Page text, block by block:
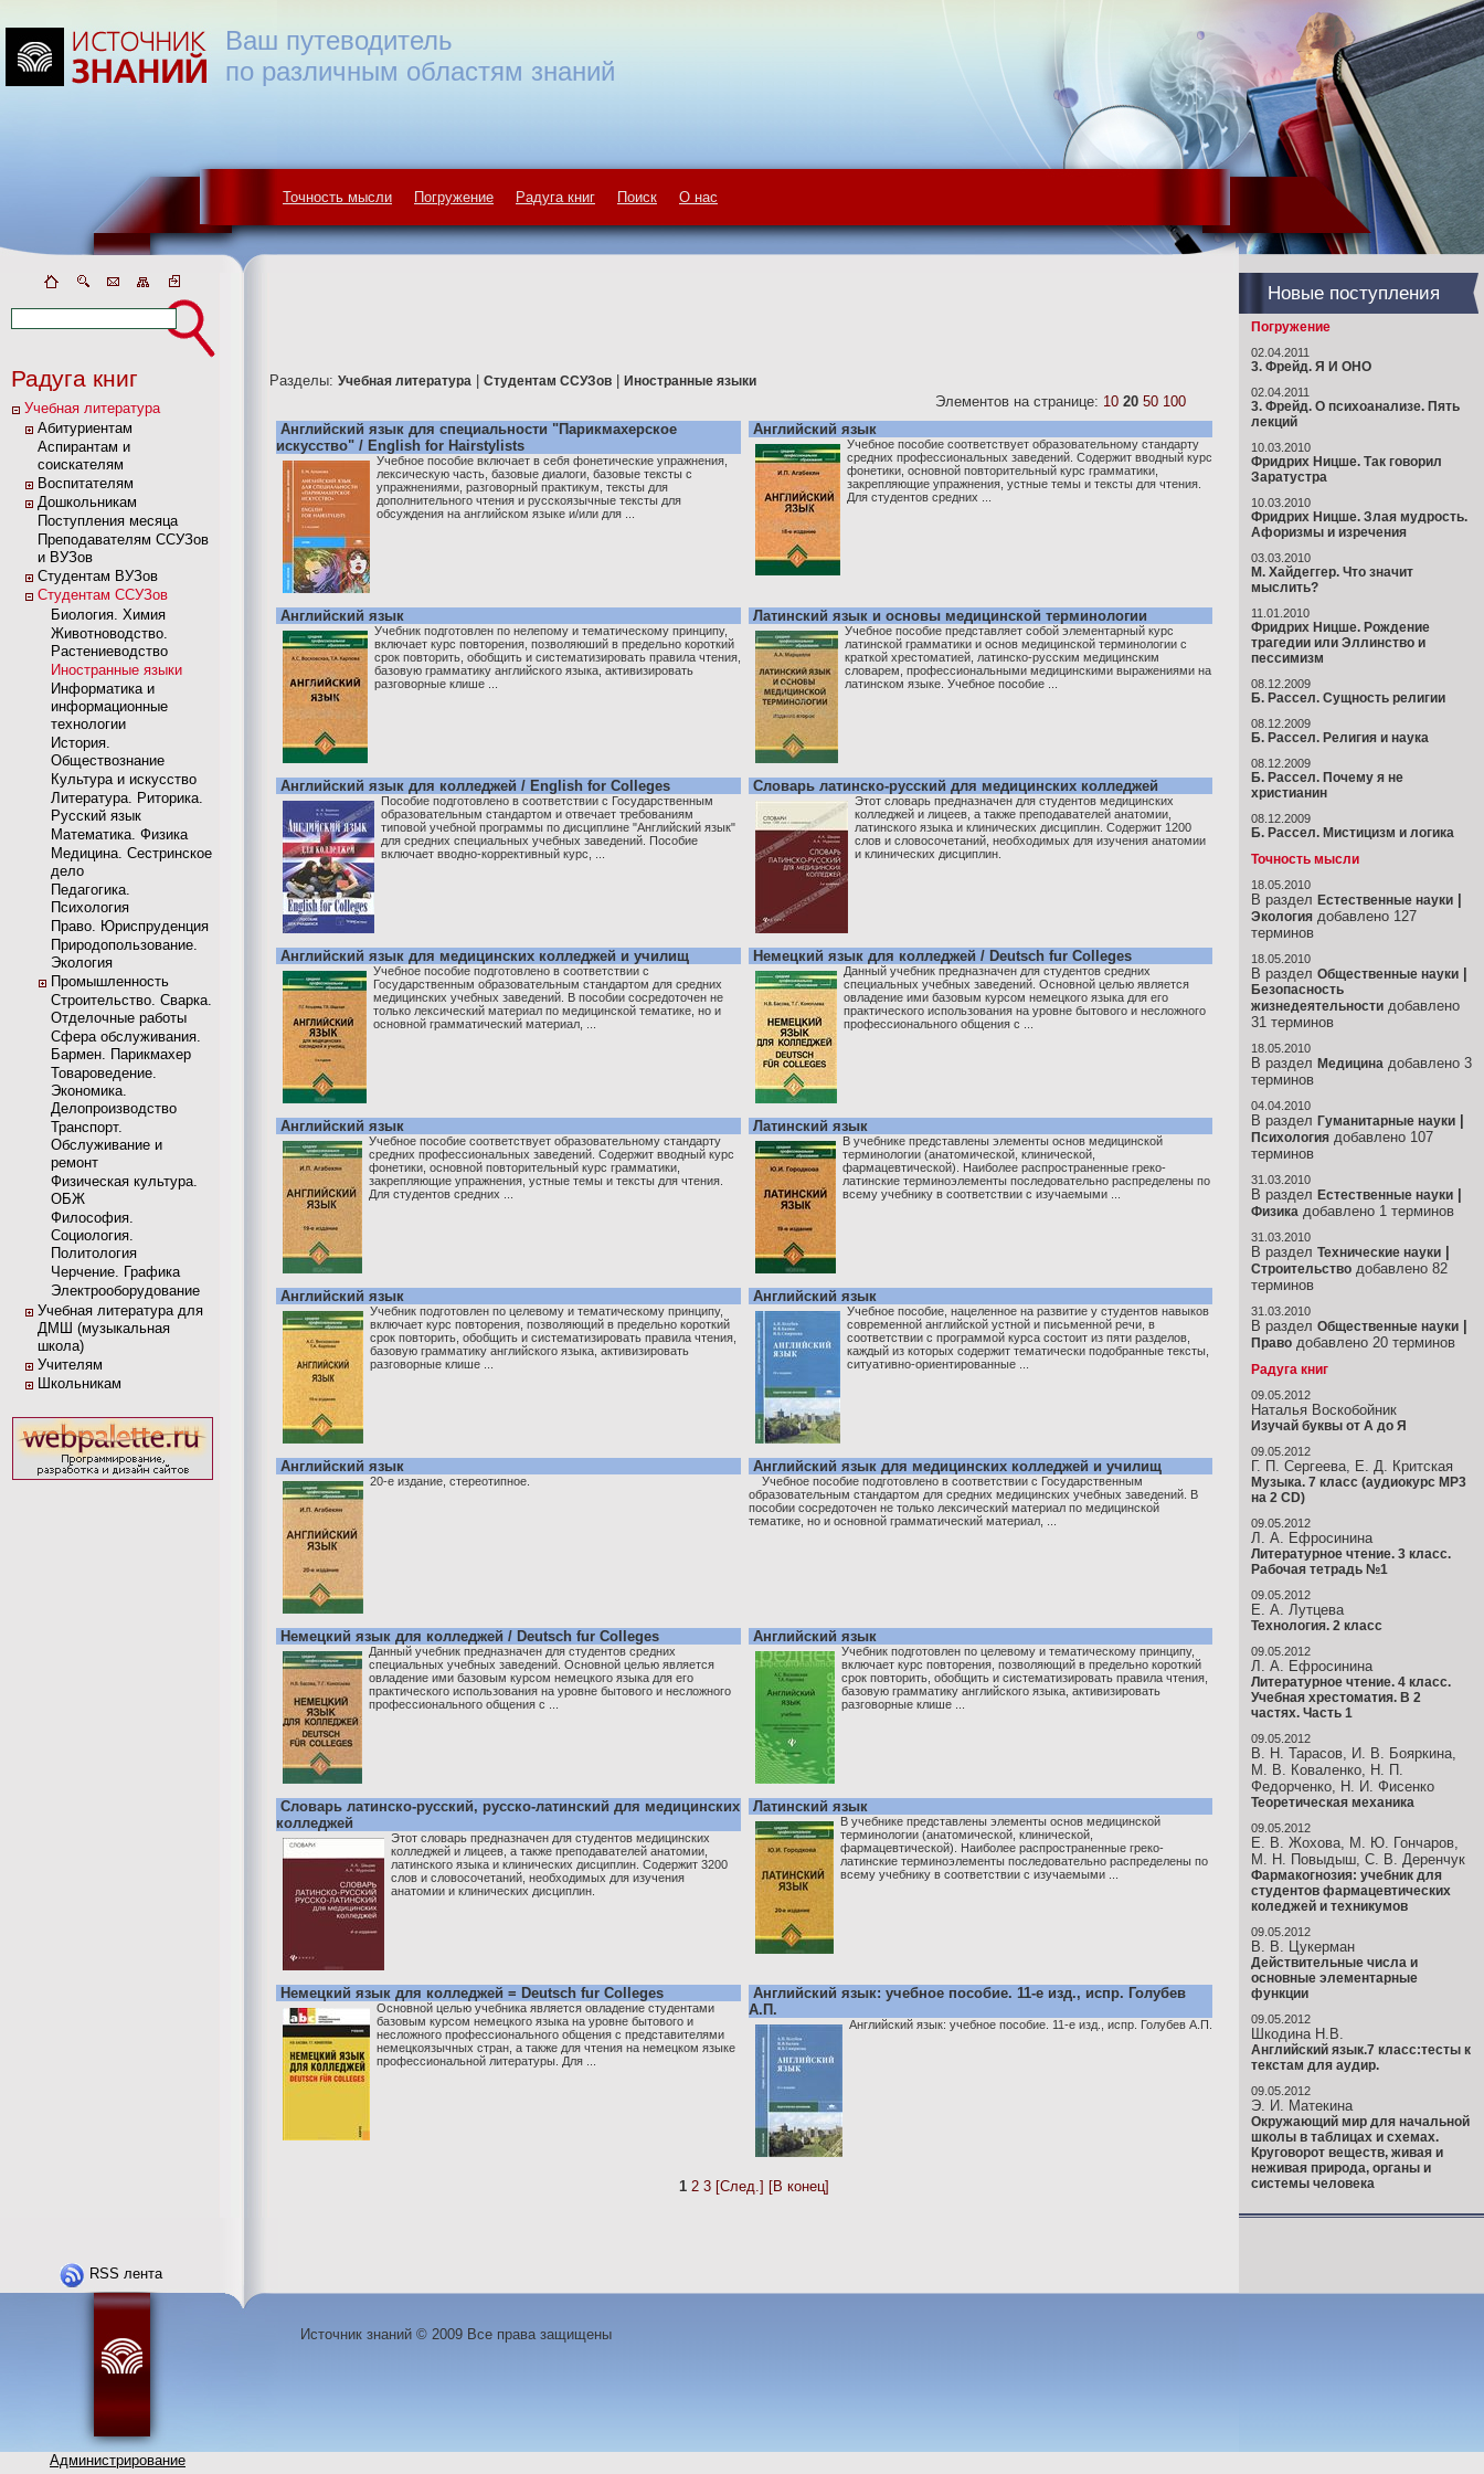
Точность мысли Погружение Радуга книг Поиск О нас
Ваш путеводитель
по различным областям знаний
Радуга книг
Учебная литература
Абитуриентам
Аспирантам и
соискателям
Воспитателям
Дошкольникам
Поступления месяца
Преподавателям ССУЗов
и ВУЗов
Студентам ВУЗов
Студентам ССУЗов
Биология. Химия
Животноводство.
Растениеводство
Иностранные языки
Информатика и
информационные
технологии
История.
Обществознание
Культура и искусство
Литература. Риторика.
Русский язык
Математика. Физика
Медицина. Сестринское
дело
Педагогика.
Психология
Право. Юриспруденция
Природопользование.
Экология
Промышленность
Строительство. Сварка.
Отделочные работы
Сфера обслуживания.
Бармен. Парикмахер
Товароведение.
Экономика.
Делопроизводство
Транспорт.
Обслуживание и
ремонт
Физическая культура.
ОБЖ
Философия.
Социология.
Политология
Черчение. Графика
Электрооборудование
Учебная литература для
ДМШ (музыкальная
школа)
Учителям
Школьникам
Разделы: Учебная литература Студентам ССУЗов Иностранные языки
Элементов на странице: 10 20 50 100
Английский язык для специальности "Парикмахерское
искусство" / English for Hairstylists
Учебное пособие включает в себя фонетические упражнения,
лексическую часть, базовые диалоги, базовые тексты с
упражнениями, разговорный практикум, тексты для
дополнительного чтения и русскоязычные тексты для
обсуждения на английском языке и/или для ...
Английский язык
Учебное пособие соответствует образовательному стандарту
средних профессиональных заведений. Содержит вводный курс
фонетики, основной повторительный курс грамматики,
закрепляющие упражнения, устные темы и тексты для чтения.
Для студентов средних ...
Английский язык
Учебник подготовлен по нелепому и тематическому принципу,
включает курс повторения, позволяюший в предельно короткий
срок повторить, обобщить и систематизировать правила чтения,
базовую грамматику английского языка, активизировать
разговорные клише ...
Латинский язык и основы медицинской терминологии
Учебное пособие представляет собой элементарный курс
латинской грамматики и основ медицинской терминологии с
краткой хрестоматией, латинско-русским медицинским
словарем, профессиональными медицинскими выражениями на
латинском языке. Учебное пособие ...
Английский язык для колледжей / English for Colleges
Пособие подготовлено в соответствии с Государственным
образовательным стандартом и отвечает требованиям
типовой учебной программы по дисциплине "Английский язык"
для средних специальных учебных заведений. Пособие
включает вводно-коррективный курс, ...
Словарь латинско-русский для медицинских колледжей
Этот словарь предназначен для студентов медицинских
колледжей и лицеев, а также преподавателей анатомии,
латинского языка и клинических дисциплин. Содержит 1200
слов и словосочетаний, необходимых для изучения анатомии
и клинических дисциплин.
Английский язык для медицинских колледжей и училищ
Учебное пособие подготовлено в соответствии с
Государственным образовательным стандартом для средних
медицинских учебных заведений. В пособии сосредоточен не
только лексический материал по медицинской тематике, но и
основной грамматический материал, ...
Немецкий язык для колледжей / Deutsch fur Colleges
Данный учебник предназначен для студентов средних
специальных учебных заведений. Основной целью является
овладение ими базовым курсом немецкого языка для его
практического использования на уровне бытового и несложного
профессионального общения с ...
Английский язык
Учебное пособие соответствует образовательному стандарту
средних профессиональных заведений. Содержит вводный курс
фонетики, основной повторительный курс грамматики,
закрепляющие упражнения, устные темы и тексты для чтения.
Для студентов средних ...
Латинский язык
В учебнике представлены элементы основ медицинской
терминологии (анатомической, клинической,
фармацевтической). Наиболее распространенные греко-
латинские терминоэлементы последовательно распределены по
всему учебнику в соответствии с изучаемыми ...
Английский язык
Учебник подготовлен по целевому и тематическому принципу,
включает курс повторения, позволяющий в предельно короткий
срок повторить, обобщить и систематизировать правила чтения,
базовую грамматику английского языка, активизировать
разговорные клише ...
Английский язык
Учебное пособие, нацеленное на развитие у студентов навыков
современной английской устной и письменной речи, в
соответствии с программой курса состоит из пяти разделов,
каждый из которых содержит тематически подобранные тексты,
ситуативно-ориентированные ...
Английский язык
20-е издание, стереотипное.
Английский язык для медицинских колледжей и училищ
Учебное пособие подготовлено в соответствии с Государственным
образовательным стандартом для средних медицинских учебных заведений. В
пособии сосредоточен не только лексический материал по медицинской
тематике, но и основной грамматический материал, ...
Немецкий язык для колледжей / Deutsch fur Colleges
Данный учебник предназначен для студентов средних
специальных учебных заведений. Основной целью является
овладение ими базовым курсом немецкого языка для его
практического использования на уровне бытового и несложного
профессионального общения с ...
Английский язык
Учебник подготовлен по целевому и тематическому принципу,
включает курс повторения, позволяющий в предельно короткий
срок повторить, обобщить и систематизировать правила чтения,
базовую грамматику английского языка, активизировать
разговорные клише ...
Словарь латинско-русский, русско-латинский для медицинских
колледжей
Этот словарь предназначен для студентов медицинских
колледжей и лицеев, а также преподавателей анатомии,
латинского языка и клинических дисциплин. Содержит 3200
слов и словосочетаний, необходимых для изучения
анатомии и клинических дисциплин.
Латинский язык
В учебнике представлены элементы основ медицинской
терминологии (анатомической, клинической,
фармацевтической). Наиболее распространенные греко-
латинские терминоэлементы последовательно распределены по
всему учебнику в соответствии с изучаемыми ...
Немецкий язык для колледжей = Deutsch fur Colleges
Основной целью учебника является овладение студентами
базовым курсом немецкого языка на уровне бытового и
несложного профессионального общения с представителями
немецкоязычных стран, а также для чтения на немецком языке
профессиональной литературы. Для ...
Английский язык: учебное пособие. 11-е изд., испр. Голубев
А.П.
Английский язык: учебное пособие. 11-е изд., испр. Голубев А.П.
1 2 3 [След.] [В конец]
Новые поступления
Погружение
02.04.2011
3. Фрейд. Я И ОНО
02.04.2011
3. Фрейд. О психоанализе. Пять
лекций
10.03.2010
Фридрих Ницше. Так говорил
Заратустра
10.03.2010
Фридрих Ницше. Злая мудрость.
Афоризмы и изречения
03.03.2010
М. Хайдеггер. Что значит
мыслить?
11.01.2010
Фридрих Ницше. Рождение
трагедии или Эллинство и
пессимизм
08.12.2009
Б. Рассел. Сущность религии
08.12.2009
Б. Рассел. Религия и наука
08.12.2009
Б. Рассел. Почему я не
христианин
08.12.2009
Б. Рассел. Мистицизм и логика
Точность мысли
18.05.2010
В раздел Естественные науки
Экология добавлено 127
терминов
18.05.2010
В раздел Общественные науки
Безопасность
жизнедеятельности добавлено
31 терминов
18.05.2010
В раздел Медицина добавлено 3
терминов
04.04.2010
В раздел Гуманитарные науки
Психология добавлено 107
терминов
31.03.2010
В раздел Естественные науки
Физика добавлено 1 терминов
31.03.2010
В раздел Технические науки
Строительство добавлено 82
терминов
31.03.2010
В раздел Общественные науки
Право добавлено 20 терминов
Радуга книг
09.05.2012
Наталья Воскобойник
Изучай буквы от А до Я
09.05.2012
Г. П. Сергеева, Е. Д. Критская
Музыка. 7 класс (аудиокурс MP3
на 2 CD)
09.05.2012
Л. А. Ефросинина
Литературное чтение. 3 класс.
Рабочая тетрадь №1
09.05.2012
Е. А. Лутцева
Технология. 2 класс
09.05.2012
Л. А. Ефросинина
Литературное чтение. 4 класс.
Учебная хрестоматия. В 2
частях. Часть 1
09.05.2012
В. Н. Тарасов, И. В. Бояркина,
М. В. Коваленко, Н. П.
Федорченко, Н. И. Фисенко
Теоретическая механика
09.05.2012
Е. В. Жохова, М. Ю. Гончаров,
М. Н. Повыдыш, С. В. Деренчук
Фармакогнозия: учебник для
студентов фармацевтических
коледжей и техникумов
09.05.2012
В. В. Цукерман
Действительные числа и
основные элементарные
функции
09.05.2012
Шкодина Н.В.
Английский язык.7 класс:тесты к
текстам для аудир.
09.05.2012
Э. И. Матекина
Окружающий мир для начальной
школы в таблицах и схемах.
Круговорот веществ, живая и
неживая природа, органы и
системы человека
RSS лента
Администрирование
Источник знаний © 2009 Все права защищены